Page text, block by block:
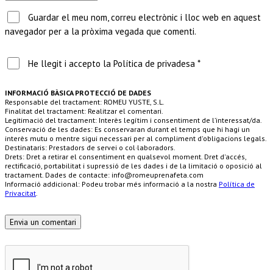
Guardar el meu nom, correu electrònic i lloc web en aquest
navegador per a la pròxima vegada que comenti.
He llegit i accepto la Política de privadesa *
INFORMACIÓ BÀSICA PROTECCIÓ DE DADES
Responsable del tractament: ROMEU YUSTE, S.L.
Finalitat del tractament: Realitzar el comentari.
Legitimació del tractament: Interès legítim i consentiment de l’interessat/da.
Conservació de les dades: Es conservaran durant el temps que hi hagi un
interès mutu o mentre sigui necessari per al compliment d'obligacions legals.
Destinataris: Prestadors de servei o col·laboradors.
Drets: Dret a retirar el consentiment en qualsevol moment. Dret d'accés,
rectificació, portabilitat i supressió de les dades i de la limitació o oposició al
tractament. Dades de contacte: info@romeuprenafeta.com
Informació addicional: Podeu trobar més informació a la nostra Política de
Privacitat